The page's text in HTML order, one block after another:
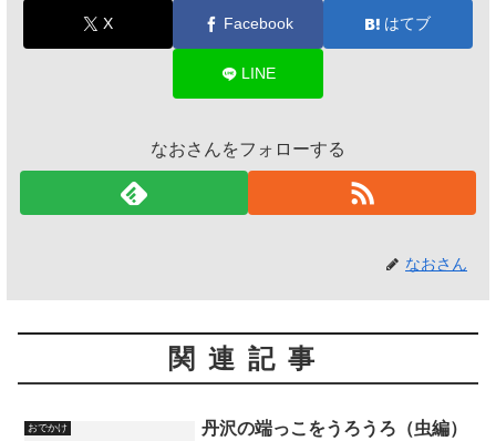
X Facebook はてブ
LINE
なおさんをフォローする
なおさん
関連記事
おでかけ 丹沢の端っこをうろうろ（虫編）